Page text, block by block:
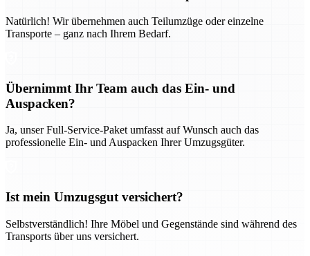
Natürlich! Wir übernehmen auch Teilumzüge oder einzelne
Transporte – ganz nach Ihrem Bedarf.
Übernimmt Ihr Team auch das Ein- und
Auspacken?
Ja, unser Full-Service-Paket umfasst auf Wunsch auch das
professionelle Ein- und Auspacken Ihrer Umzugsgüter.
Ist mein Umzugsgut versichert?
Selbstverständlich! Ihre Möbel und Gegenstände sind während des
Transports über uns versichert.